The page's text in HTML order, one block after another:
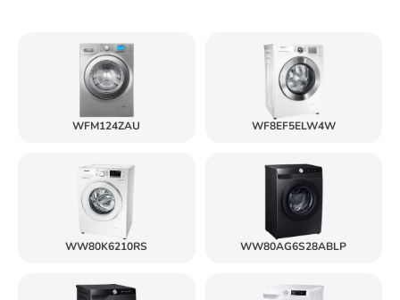
WFM124ZAU WF8EF5ELW4W
WW80K6210RS WW80AG6S28ABLP